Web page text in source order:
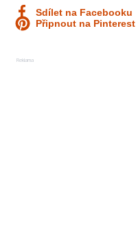
Sdílet na Facebooku
Připnout na Pinterest
Reklama